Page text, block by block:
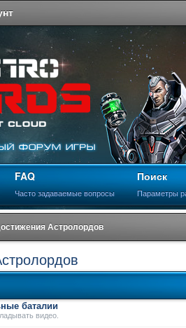
FAQ
Часто задаваемые вопросы
Поиск
Параметры
Астролордов
баталии
видео.